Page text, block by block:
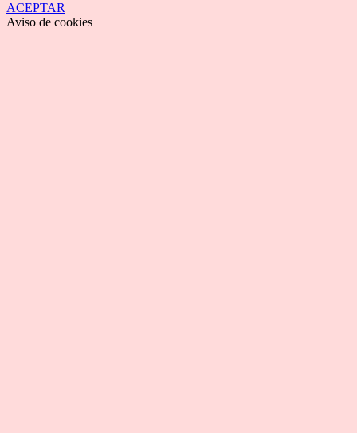
ACEPTAR
Aviso de cookies